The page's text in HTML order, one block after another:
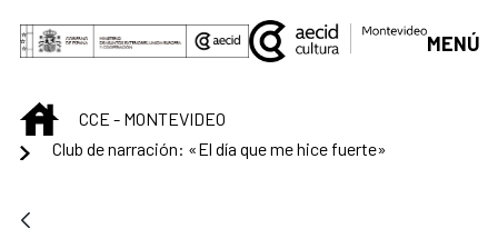
Skip to Main Content
MENÚ
INICIOCCE - MONTEVIDEO
Club de narración: «El día que me hice fuerte»